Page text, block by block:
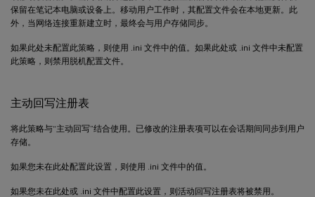
保留在笔记本电脑或设备上。移动用户工作时，其配置文件会在本地更新。此
外，当网络连接重新建立时，最终会与用户存储同步。
如果此处未配置此策略，则使用 .ini 文件中的值。如果此处或 .ini 文件中未配置
此策略，则禁用脱机配置文件。
主动回写注册表
将此策略与“主动回写”结合使用。已修改的注册表项可以在会话期间同步到用户
存储。
如果您未在此处配置此设置，则使用 .ini 文件中的值。
如果您未在此处或 .ini 文件中配置此设置，则活动回写注册表将被禁用。